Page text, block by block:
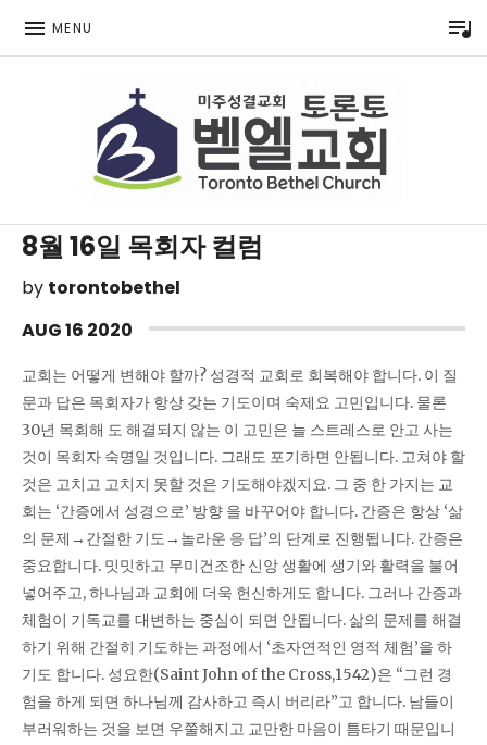
MENU
8월 16일 목회자 컬럼
by torontobethel
AUG16 2020
교회는 어떻게 변해야 할까? 성경적 교회로 회복해야 합니다. 이 질
문과 답은 목회자가 항상 갖는 기도이며 숙제요 고민입니다. 물론
30년 목회해 도 해결되지 않는 이 고민은 늘 스트레스로 안고 사는
것이 목회자 숙명일 것입니다. 그래도 포기하면 안됩니다. 고쳐야 할
것은 고치고 고치지 못할 것은 기도해야겠지요. 그 중 한 가지는 교
회는 ‘간증에서 성경으로’ 방향 을 바꾸어야 합니다. 간증은 항상 ‘삶
의 문제→간절한 기도→놀라운 응 답’의 단계로 진행됩니다. 간증은
중요합니다. 밋밋하고 무미건조한 신앙 생활에 생기와 활력을 불어
넣어주고, 하나님과 교회에 더욱 헌신하게도 합니다. 그러나 간증과
체험이 기독교를 대변하는 중심이 되면 안됩니다. 삶의 문제를 해결
하기 위해 간절히 기도하는 과정에서 ‘초자연적인 영적 체험’을 하
기도 합니다. 성요한(Saint John of the Cross,1542)은 “그런 경
험을 하게 되면 하나님께 감사하고 즉시 버리라”고 합니다. 남들이
부러워하는 것을 보면 우쭐해지고 교만한 마음이 틈타기 때문입니